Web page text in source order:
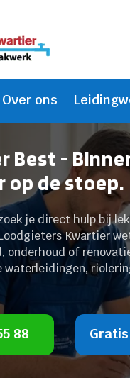
Over ons
Best -
op de stoep.
je direct hulp bij
Kwartier
onderhoud of
waterleidingen,
88